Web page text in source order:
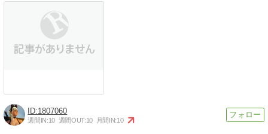
1807060
週間IN:10 週間OUT:10 月間IN:10